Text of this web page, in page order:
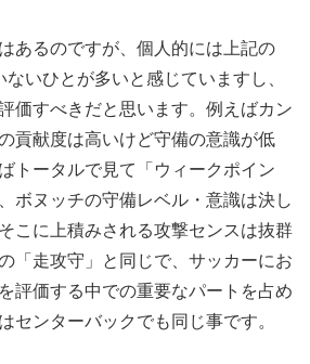
あるのですが、個人的には上記の
ないひとが多いと感じていますし、
価すべきだと思います。例えばカン
貢献度は高いけど守備の意識が低
トータルで見て「ウィークポイン
ボヌッチの守備レベル・意識は決し
こに上積みされる攻撃センスは抜群
「走攻守」と同じで、サッカーにお
評価する中での重要なパートを占め
センターバックでも同じ事です。